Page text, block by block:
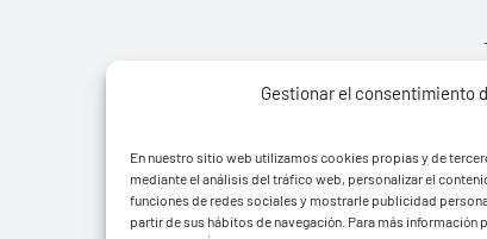
Gestionar el consentimiento
En nuestro sitio web utilizamos cookies propias y de
mediante el análisis del tráfico web, personalizar el
funciones de redes sociales y mostrarle publicidad
partir de sus hábitos de navegación. Para más